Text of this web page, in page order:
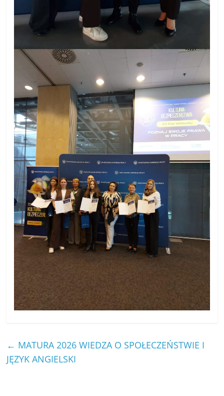
← MATURA 2026 WIEDZA O SPOŁECZEŃSTWIE I
JĘZYK ANGIELSKI